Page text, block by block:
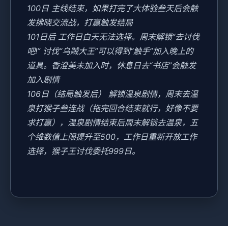
100日 主线结束，如果打完了大体验叁天后会触
发拂晓交流战，打赢触发结局
101日后 工作日白天无法选择。周末解锁“去讨伐
吧!” 讨伐“乌贼大王”可以得到“触手”加入晚上的
道具。香澄美未加入时，休息日去“书店”会触发
加入剧情
106日（结局触发后） 解锁温泉剧情，周末去温
泉打猴子叁连战（拖完回合结束就行，好像不要
求打赢），温泉剧情结束后周末解锁去温泉，五
个维数值上限提升至500，工作日重新开放工作
选择，猴子王讨伐委托999日。